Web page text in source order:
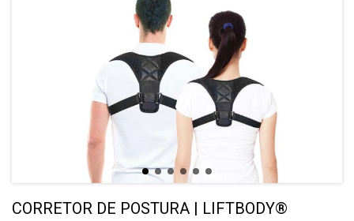
CORRETOR DE POSTURA | LIFTBODY®